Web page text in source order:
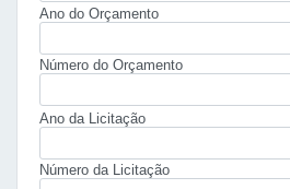
Ano do Orçamento
Número do Orçamento
Ano da Licitação
Número da Licitação